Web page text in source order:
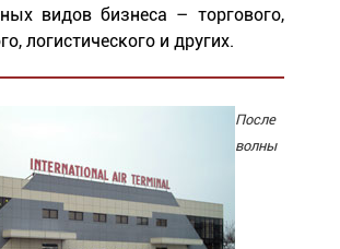
видов бизнеса – торгового,
логистического и других.
После
волны